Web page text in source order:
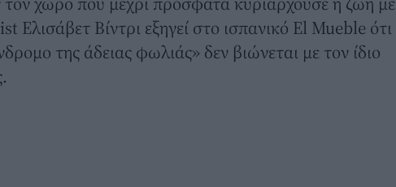
Ελισάβετ Βίντρι εξηγεί στο ισπανικό El Mueble ότι
της άδειας φωλιάς» δεν βιώνεται με τον ίδιο